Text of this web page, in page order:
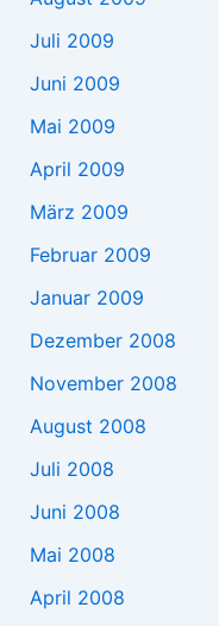
Juli 2009
Juni 2009
Mai 2009
April 2009
März 2009
Februar 2009
Januar 2009
Dezember 2008
November 2008
August 2008
Juli 2008
Juni 2008
Mai 2008
April 2008